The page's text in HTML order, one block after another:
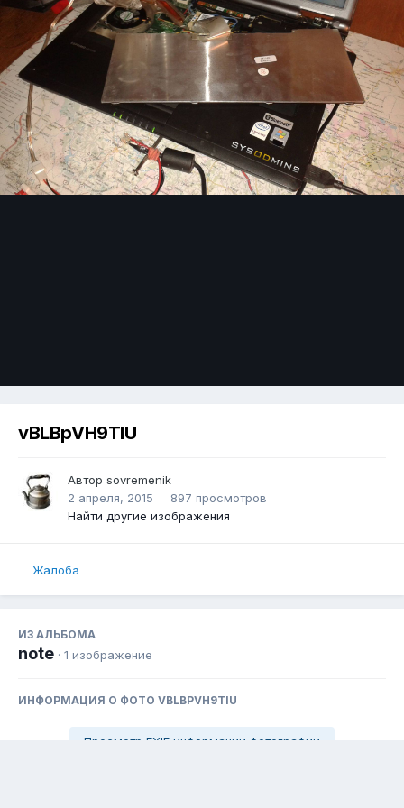
vBLBpVH9TIU
Автор sovremenik
2 апреля, 2015
897 просмотров
Найти другие изображения
Жалоба
ИЗ АЛЬБОМА
note · 1 изображение
ИНФОРМАЦИЯ О ФОТО VBLBPVH9TIU
Просмотр EXIF информации фотографии